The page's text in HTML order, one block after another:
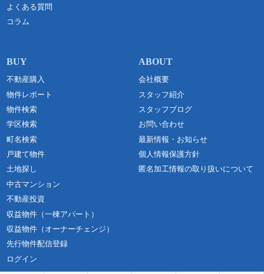
よくある質問
コラム
不動産購入
物件レポート
物件検索
学区検索
町名検索
戸建て物件
土地探し
中古マンション
不動産投資
収益物件（一棟アパート）
収益物件（オーナーチェンジ）
先行物件配信登録
ログイン
会社概要
スタッフ紹介
スタッフブログ
お問い合わせ
最新情報・お知らせ
個人情報保護方針
匿名加工情報の取り扱いについて